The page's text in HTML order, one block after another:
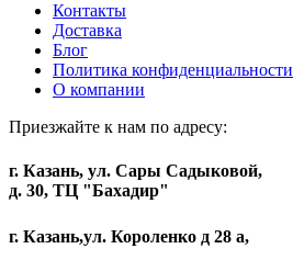
Контакты
Доставка
Блог
Политика конфиденциальности
О компании
Приезжайте к нам по адресу:
г. Казань, ул. Сары Садыковой,
д. 30, ТЦ "Бахадир"
г. Казань,ул. Короленко д 28 а,